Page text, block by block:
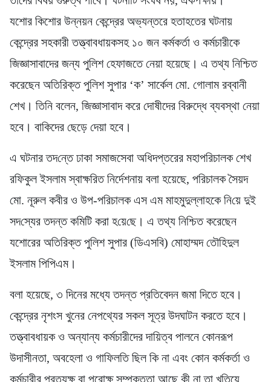
যশোর কিশোর উন্নয়ন কেন্দ্রের অভ্যন্তরে হতাহতের ঘটনায়
কেন্দ্রের সহকারী তত্ত্বাবধায়কসহ ১০ জন কর্মকর্তা ও কর্মচারীকে
জিজ্ঞাসাবাদের জন্য পুলিশ হেফাজতে নেয়া হয়েছে। এ তথ্য নিশ্চিত
করেছেন অতিরিক্ত পুলিশ সুপার ‘ক’ সার্কেল মো. গোলাম রব্বানী
শেখ। তিনি বলেন, জিজ্ঞাসাবাদ করে দোষীদের বিরুদ্ধে ব্যবস্থা নেয়া
হবে। বাকিদের ছেড়ে দেয়া হবে।
এ ঘটনার তদ‌ন্তে ঢাকা সমাজসেবা অধিদপ্তরের মহাপরিচালক শেখ
রফিকুল ইসলাম স্বাক্ষরিত নির্দেশনায় বলা হয়েছে, পরিচালক সৈয়দ
মো. নূরুল কবীর ও উপ-পরিচালক এস এম মাহমুদুল্লাহকে নি‌য়ে দুই
সদ‌স্যের তদন্ত ক‌মি‌টি করা হ‌য়ে‌ছে। এ তথ্য নিশ্চিত করেছেন
যশোরের অতিরিক্ত পুলিশ সুপার (ডিএসবি) মোহাম্মদ তৌহিদুল
ইসলাম পিপিএম।
বলা হয়েছে, ৩ দিনের মধ্যে তদন্ত প্রতিবেদন জমা দিতে হবে।
কেন্দ্রের নৃশংস খুনের নেপথ্যের সকল সূত্র উদঘাটন করতে হবে।
তত্ত্বাবধায়ক ও অন্যান্য কর্মচারীদের দায়িত্ব পালনে কোনরূপ
উদাসীনতা, অবহেলা ও গাফিলতি ছিল কি না এবং কোন কর্মকর্তা ও
কর্মচারীর প্রত্যক্ষ বা পরোক্ষ সম্পৃক্ততা আছে কী না তা খতিয়ে